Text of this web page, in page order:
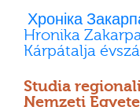
Хроніка
Hronika
Kárpátalja
Studia
Nemzeti